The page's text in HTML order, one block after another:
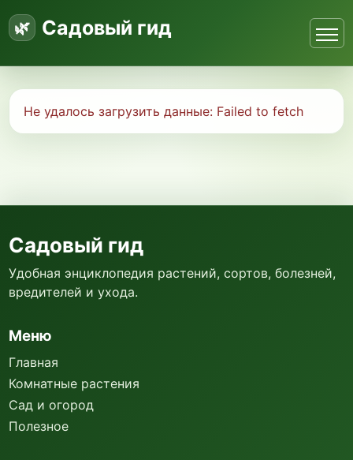
Садовый гид
Не удалось загрузить данные: Failed to fetch
Садовый гид
Удобная энциклопедия растений, сортов, болезней,
вредителей и ухода.
Меню
Главная
Комнатные растения
Сад и огород
Полезное